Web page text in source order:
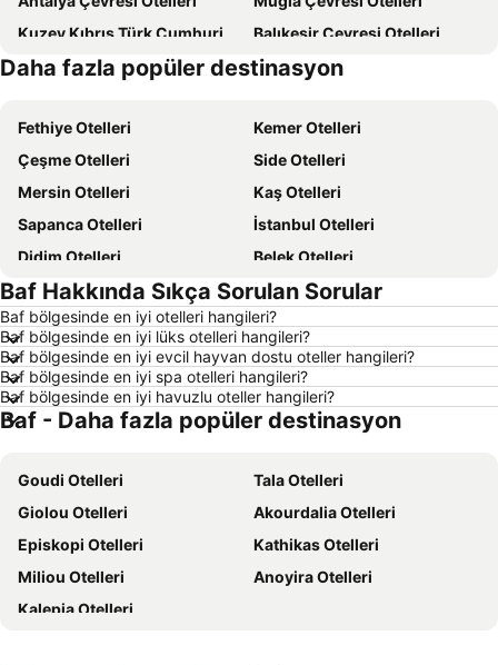
Kuzey Kıbrıs Türk Cumhuriyeti Otelleri
Balıkesir Çevresi Otelleri
Kıbrıs Otelleri
Türkiye Otelleri
Daha fazla popüler destinasyon
Fethiye Otelleri
Kemer Otelleri
Çeşme Otelleri
Side Otelleri
Mersin Otelleri
Kaş Otelleri
Sapanca Otelleri
İstanbul Otelleri
Didim Otelleri
Belek Otelleri
Alaçatı Otelleri
Datça Otelleri
İzmir Otelleri
Ankara Otelleri
Bozcaada Otelleri
Çanakkale Otelleri
Erdek Otelleri
Manavgat Otelleri
Ölüdeniz Otelleri
Kapadokya Otelleri
İzmir Çevresi Otelleri
Mersin Çevresi Otelleri
Ege Bölgesi Otelleri
Akdeniz Bölgesi Otelleri
Samos Otelleri
Çanakkale Çevresi Otelleri
Sakız Adası Otelleri
Yunanistan Otelleri
İstanbul Çevresi Otelleri
Baf Hakkında Sıkça Sorulan Sorular
Baf bölgesinde en iyi otelleri hangileri?
Baf bölgesinde en iyi lüks otelleri hangileri?
Baf bölgesinde en iyi evcil hayvan dostu oteller hangileri?
Baf bölgesinde en iyi spa otelleri hangileri?
Baf bölgesinde en iyi havuzlu oteller hangileri?
Baf - Daha fazla popüler destinasyon
Goudi Otelleri
Tala Otelleri
Giolou Otelleri
Akourdalia Otelleri
Episkopi Otelleri
Kathikas Otelleri
Miliou Otelleri
Anoyira Otelleri
Kalepia Otelleri